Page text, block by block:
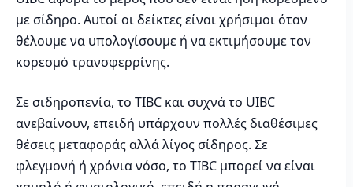
με σίδηρο. Αυτοί οι δείκτες είναι χρήσιμοι όταν
θέλουμε να υπολογίσουμε ή να εκτιμήσουμε τον
κορεσμό τρανσφερρίνης.
Σε σιδηροπενία, το TIBC και συχνά το UIBC
ανεβαίνουν, επειδή υπάρχουν πολλές διαθέσιμες
θέσεις μεταφοράς αλλά λίγος σίδηρος. Σε
φλεγμονή ή χρόνια νόσο, το TIBC μπορεί να είναι